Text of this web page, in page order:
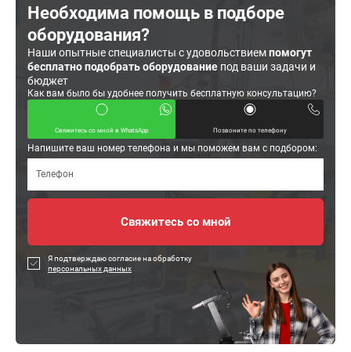
Необходима помощь в подборе
оборудования?
Наши опытные специалисты с удовольствиемпомогут
бесплатно подобрать оборудование под ваши задачи и
бюджет
Как вам было бы удобнее получить бесплатную консультацию?
Свяжитесь со мной в WhatsApp Позвоните по телефону
Напишите ваш номер телефона и мы поможем вам с подбором:
Я подтверждаю согласие на обработку
персональных данных